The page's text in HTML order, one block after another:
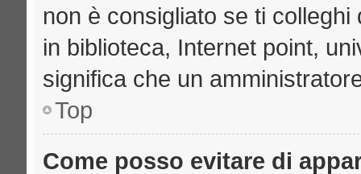
non è consigliato se ti
in biblioteca, Internet point,
significa che un
Top
Come posso evitare di